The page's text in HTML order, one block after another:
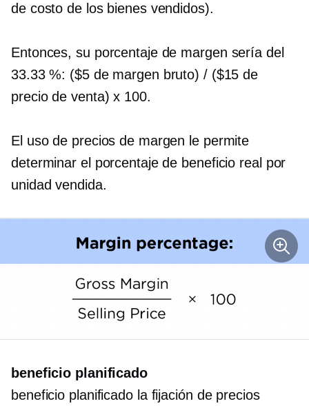
de costo de los bienes vendidos).
Entonces, su porcentaje de margen sería del
33.33 %: ($5 de margen bruto) / ($15 de
precio de venta) x 100.
El uso de precios de margen le permite
determinar el porcentaje de beneficio real por
unidad vendida.
beneficio planificado
beneficio planificadola fijación de precios